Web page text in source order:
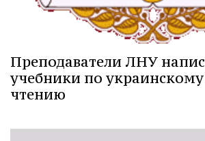
Преподаватели ЛНУ
учебники по
чтению